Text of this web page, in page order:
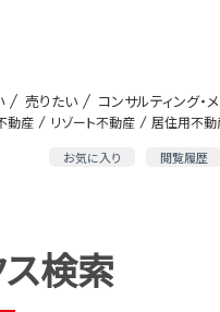
動産 リゾート不動産 居住用不動
お気に入り 閲覧履歴
売りたい コンサルティング・
ス検索